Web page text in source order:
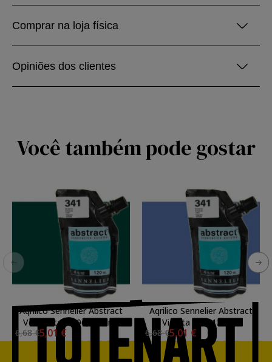
Comprar na loja física
Opiniões dos clientes
Você também pode gostar
Aqrilico Sennelier Abstract
Verde Ftalo 896, 120 ml.
6,68 €5,01 €
Aqrilico Sennelier Abstract
Violeta 921, 120 ml.
6,68 €5,01 €